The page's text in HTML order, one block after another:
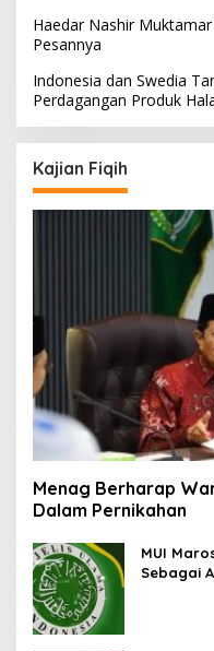
Haedar Nashir
Pesannya
Indonesia dan Swedia
Perdagangan Produk
Kajian Fiqih
Menag Berharap
Dalam Pernikahan
MUI
Sebagai